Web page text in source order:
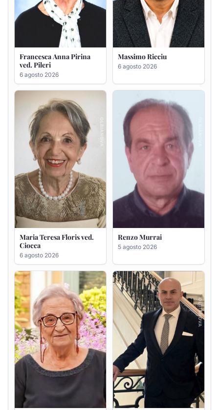
Maria Teresa Floris ved.
6 agosto 2026
Renzo Murrai
5 agosto 2026
Giovanna Ponsanu Ved.
Decandia
5 agosto 2026
Giuseppe Saba
5 agosto 2026